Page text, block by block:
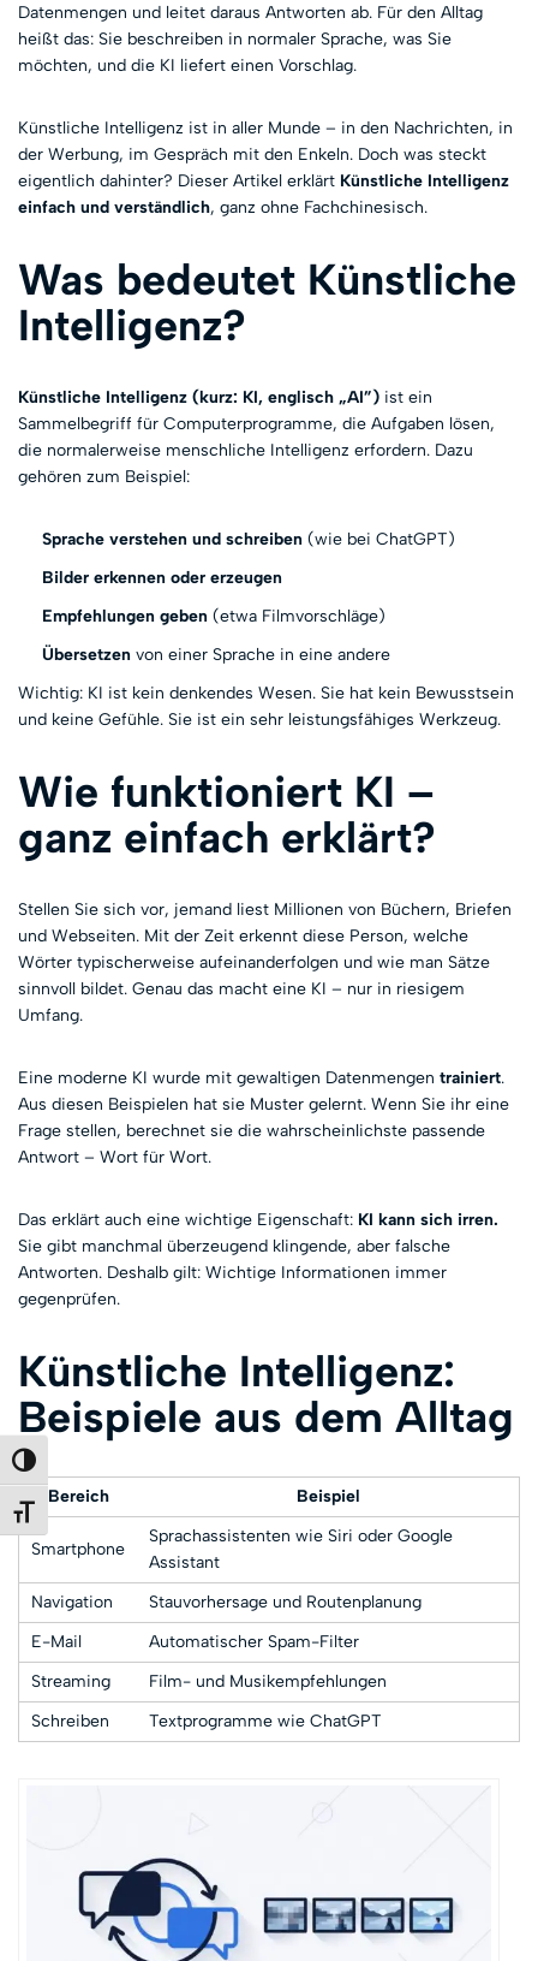
Umschalten auf hohe Kontraste
Schrift vergrößern
Datenmengen und leitet daraus Antworten ab. Für den Alltag
heißt das: Sie beschreiben in normaler Sprache, was Sie
möchten, und die KI liefert einen Vorschlag.
Künstliche Intelligenz ist in aller Munde – in den Nachrichten, in
der Werbung, im Gespräch mit den Enkeln. Doch was steckt
eigentlich dahinter? Dieser Artikel erklärt Künstliche Intelligenz
einfach und verständlich, ganz ohne Fachchinesisch.
Was bedeutet Künstliche
Intelligenz?
Künstliche Intelligenz (kurz: KI, englisch „AI”) ist ein
Sammelbegriff für Computerprogramme, die Aufgaben lösen,
die normalerweise menschliche Intelligenz erfordern. Dazu
gehören zum Beispiel:
Sprache verstehen und schreiben (wie bei ChatGPT)
Bilder erkennen oder erzeugen
Empfehlungen geben (etwa Filmvorschläge)
Übersetzen von einer Sprache in eine andere
Wichtig: KI ist kein denkendes Wesen. Sie hat kein Bewusstsein
und keine Gefühle. Sie ist ein sehr leistungsfähiges Werkzeug.
Wie funktioniert KI –
ganz einfach erklärt?
Stellen Sie sich vor, jemand liest Millionen von Büchern, Briefen
und Webseiten. Mit der Zeit erkennt diese Person, welche
Wörter typischerweise aufeinanderfolgen und wie man Sätze
sinnvoll bildet. Genau das macht eine KI – nur in riesigem
Umfang.
Eine moderne KI wurde mit gewaltigen Datenmengen trainiert.
Aus diesen Beispielen hat sie Muster gelernt. Wenn Sie ihr eine
Frage stellen, berechnet sie die wahrscheinlichste passende
Antwort – Wort für Wort.
Das erklärt auch eine wichtige Eigenschaft: KI kann sich irren.
Sie gibt manchmal überzeugend klingende, aber falsche
Antworten. Deshalb gilt: Wichtige Informationen immer
gegenprüfen.
Künstliche Intelligenz:
Beispiele aus dem Alltag
Bereich Beispiel
Smartphone
Sprachassistenten wie Siri oder Google
Assistant
Navigation
Stauvorhersage und Routenplanung
E-Mail
Automatischer Spam-Filter
Streaming
Film- und Musikempfehlungen
Schreiben
Textprogramme wie ChatGPT